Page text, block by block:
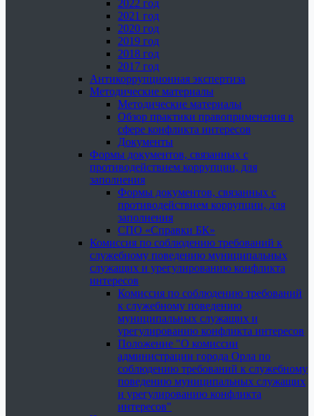
2022 год
2021 год
2020 год
2019 год
2018 год
2017 год
Антикоррупционная экспертиза
Методические материалы
Методические материалы
Обзор практики правоприменения в
сфере конфликта интересов
Документы
Формы документов, связанных с
противодействием коррупции, для
заполнения
Формы документов, связанных с
противодействием коррупции, для
заполнения
СПО «Справки БК»
Комиссия по соблюдению требований к
служебному поведению муниципальных
служащих и урегулированию конфликта
интересов
Комиссия по соблюдению требований
к служебному поведению
муниципальных служащих и
урегулированию конфликта интересов
Положение "О комиссии
администрации города Орла по
соблюдению требований к служебному
поведению муниципальных служащих
и урегулированию конфликта
интересов"